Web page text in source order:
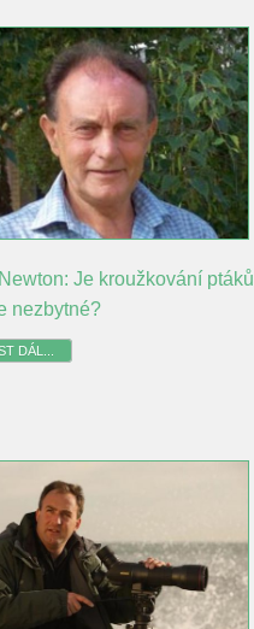
Je kroužkování ptáků
nezbytné?
DÁL...